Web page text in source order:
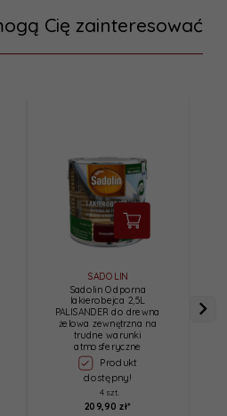
Cię zainteresować
SADOLIN
Sadolin Odporna
lakierobejca 2,5L
PALISANDER do drewna
żelowa zewnętrzna na
trudne warunki
atmosferyczne
Produkt
dostępny!
4 szt.
209, 90 zł*